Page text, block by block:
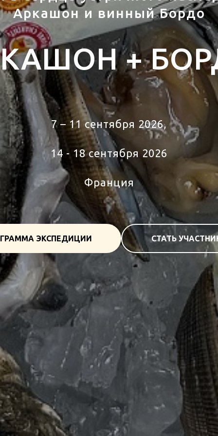
Аркашон и винный Бордо
+
тур во Францию
7 – 11 сентября 2026,
14 - 18 сентября 2026
Франция
ЭКСПЕДИЦИИ СТАТЬ